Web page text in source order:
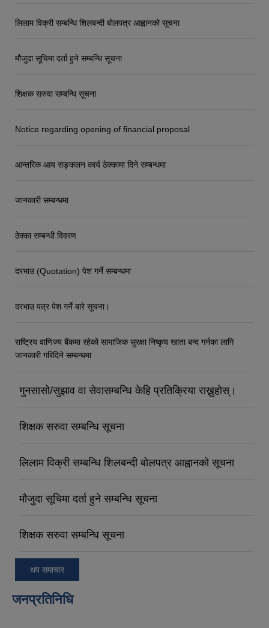
लिलाम विक्री सम्बन्धि शिलबन्दी बोलपत्र आह्वानको सूचना
मौजुदा सूचिमा दर्ता हुने सम्बन्धि सूचना
शिक्षक सरुवा सम्बन्धि सूचना
Notice regarding opening of financial proposal
आन्तरिक आय सङ्कलन कार्य ठेक्कामा दिने सम्बन्धमा
जानकारी सम्बन्धमा
ठेक्का सम्बन्धी विवरण
दरभाउ (Quotation) पेश गर्ने सम्बन्धमा
दरभाउ पत्र पेश गर्ने बारे सूचना।
राष्ट्रिय वाणिज्य बैंकमा रहेको सामाजिक सुरक्षा निष्कृय खाता बन्द गर्नका लागि
जानकारी गरिदिने सम्बन्धमा
गुनसासो/सुझाव वा सेवासम्बन्धि केहि प्रतिक्रिया राख्नुहोस्।
शिक्षक सरुवा सम्बन्धि सूचना
लिलाम विक्री सम्बन्धि शिलबन्दी बोलपत्र आह्वानको सूचना
मौजुदा सूचिमा दर्ता हुने सम्बन्धि सूचना
शिक्षक सरुवा सम्बन्धि सूचना
थप समाचार
जनप्रतिनिधि